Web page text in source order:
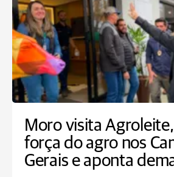
Moro visita
força do agro nos
Gerais e aponta